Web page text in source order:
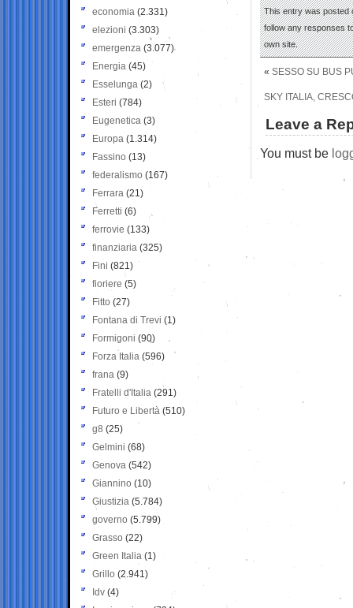
This entry was posted
follow any responses
own site.
« SESSO SU BUS
SKY ITALIA,
Leave a
You must be
economia (2.331)
elezioni (3.303)
emergenza (3.077)
Energia (45)
Esselunga (2)
Esteri (784)
Eugenetica (3)
Europa (1.314)
Fassino (13)
federalismo (167)
Ferrara (21)
Ferretti (6)
ferrovie (133)
finanziaria (325)
Fini (821)
fioriere (5)
Fitto (27)
Fontana di Trevi (1)
Formigoni (90)
Forza Italia (596)
frana (9)
Fratelli d'Italia (291)
Futuro e Libertà (510)
g8 (25)
Gelmini (68)
Genova (542)
Giannino (10)
Giustizia (5.784)
governo (5.799)
Grasso (22)
Green Italia (1)
Grillo (2.941)
Idv (4)